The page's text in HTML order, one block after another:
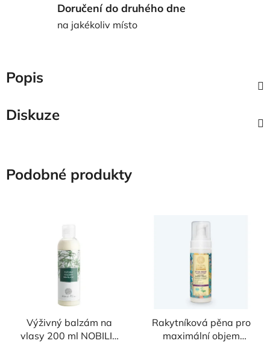
Doručení do druhého dne
na jakékoliv místo
Popis
Diskuze
Podobné produkty
Výživný balzám na
vlasy 200 ml NOBILIS
Rakytníková pěna pro
maximální objem